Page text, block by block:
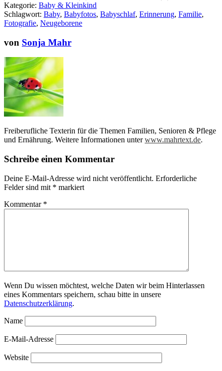
Kategorie: Baby & Kleinkind
Schlagwort: Baby, Babyfotos, Babyschlaf, Erinnerung, Familie,
Fotografie, Neugeborene
von Sonja Mahr
Freiberufliche Texterin für die Themen Familien, Senioren & Pflege
und Ernährung. Weitere Informationen unterwww.mahrtext.de.
Schreibe einen Kommentar
Deine E-Mail-Adresse wird nicht veröffentlicht. Erforderliche
Felder sind mit * markiert
Kommentar *
Wenn Du wissen möchtest, welche Daten wir beim Hinterlassen
eines Kommentars speichern, schau bitte in unsere
Datenschutzerklärung.
Name
E-Mail-Adresse
Website